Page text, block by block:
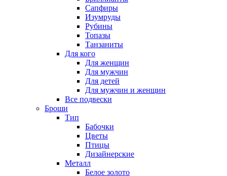
Сапфиры
Изумруды
Рубины
Топазы
Танзаниты
Для кого
Для женщин
Для мужчин
Для детей
Для мужчин и женщин
Все подвески
Броши
Тип
Бабочки
Цветы
Птицы
Дизайнерские
Металл
Белое золото